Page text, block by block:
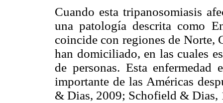
Cuando esta tripanosomiasis
una patología descrita como
coincide con regiones de Norte,
han domiciliado, en las cuales
de personas. Esta enfermedad
importante de las Américas
& Dias, 2009; Schofield & Dias,